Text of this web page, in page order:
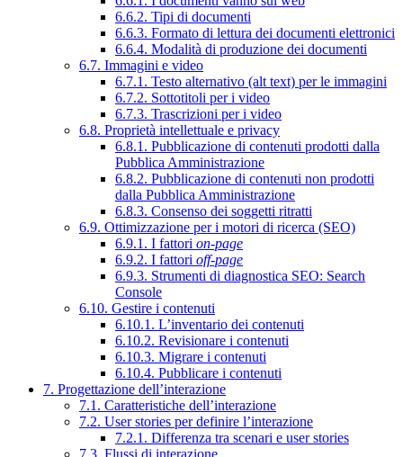
6.6.2. Tipi di documenti
6.6.3. Formato di lettura dei documenti elettronici
6.6.4. Modalità di produzione dei documenti
6.7. Immagini e video
6.7.1. Testo alternativo (alt text) per le immagini
6.7.2. Sottotitoli per i video
6.7.3. Trascrizioni per i video
6.8. Proprietà intellettuale e privacy
6.8.1. Pubblicazione di contenuti prodotti dalla
Pubblica Amministrazione
6.8.2. Pubblicazione di contenuti non prodotti
dalla Pubblica Amministrazione
6.8.3. Consenso dei soggetti ritratti
6.9. Ottimizzazione per i motori di ricerca (SEO)
6.9.1. I fattori on-page
6.9.2. I fattori off-page
6.9.3. Strumenti di diagnostica SEO: Search
Console
6.10. Gestire i contenuti
6.10.1. L’inventario dei contenuti
6.10.2. Revisionare i contenuti
6.10.3. Migrare i contenuti
6.10.4. Pubblicare i contenuti
7. Progettazione dell’interazione
7.1. Caratteristiche dell’interazione
7.2. User stories per definire l’interazione
7.2.1. Differenza tra scenari e user stories
7.3. Flussi di interazione